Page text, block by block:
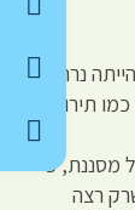
נרתעת?
תירוץ .
מסננת, כי
רצה